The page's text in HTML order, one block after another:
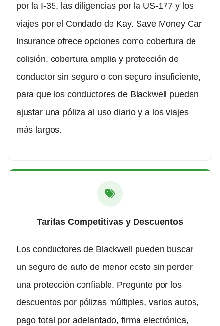
por la I-35, las diligencias por la US-177 y los
viajes por el Condado de Kay. Save Money Car
Insurance ofrece opciones como cobertura de
colisión, cobertura amplia y protección de
conductor sin seguro o con seguro insuficiente,
para que los conductores de Blackwell puedan
ajustar una póliza al uso diario y a los viajes
más largos.
Tarifas Competitivas y Descuentos
Los conductores de Blackwell pueden buscar
un seguro de auto de menor costo sin perder
una protección confiable. Pregunte por los
descuentos por pólizas múltiples, varios autos,
pago total por adelantado, firma electrónica,